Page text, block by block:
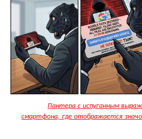
Пантера с испуганным
смартфона, где отображается